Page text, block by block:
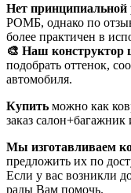
Нет принципиальной
РОМБ, однако по
более практичен в
🎨 Наш конструктор
подобрать оттенок,
автомобиля.
Купить можно как
заказ салон+багажник
Мы изготавливаем
предложить их по
Если у вас возникли
рады Вам помочь.